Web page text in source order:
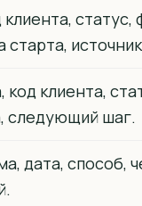
статус,
старта,
код клиента,
следующий шаг.
дата, способ,